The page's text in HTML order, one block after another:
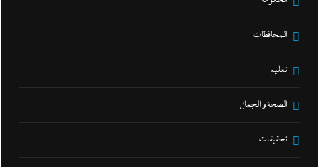
المحافظات
تعليم
الصحة و الجمال
تحقيقات